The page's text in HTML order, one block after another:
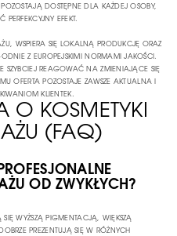
DOSTĘPNE DLA KAŻDEJ OSOBY,
PERFEKCYJNY EFEKT.
WSPIERA SIĘ LOKALNĄ PRODUKCJĘ ORAZ
Z EUROPEJSKIMI NORMAMI JAKOŚCI.
SZYBCIEJ REAGOWAĆ NA ZMIENIAJĄCE SIĘ
OFERTA POZOSTAJE ZAWSZE AKTUALNA I
KLIENTEK.
O KOSMETYKI
(FAQ)
OD ZWYKŁYCH?
WYŻSZĄ PIGMENTACJĄ, WIĘKSZĄ
PREZENTUJĄ SIĘ W RÓŻNYCH